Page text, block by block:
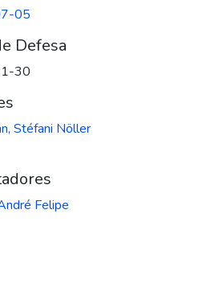
05
Defesa
30
Stéfani Nöller
Felipe